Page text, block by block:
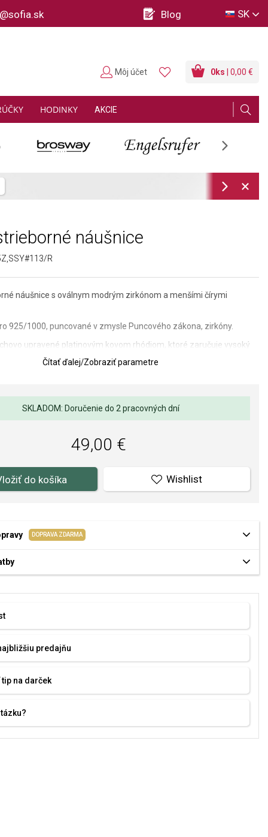
Blog SK
HODINKY AKCIE
0ks | 0,00 €
Môj účet
náušnice
R
náušnice s oválnym modrým zirkónom a menšími čírymi
925/1000, puncované v zmysle Puncového zákona, zirkóny.
upravené platinovým kovom rhódiom, ktoré zaručuje vysoký
8 x 26 mm, veľkosť zirkónu 6 x 8 mm.
a spracovania je pre nás prvoradá. Povrchová úprava a osadenie
a perál spĺňa náročné požiadavky.
Čítať ďalej/Zobraziť parametre
SKLADOM: Doručenie do 2 pracovných dní
49,00 €
do košíka Wishlist
DOPRAVA ZDARMA
predajňu
na darček